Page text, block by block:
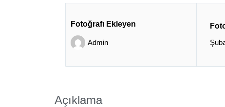
Fotoğrafı Ekleyen
Admin
Açıklama